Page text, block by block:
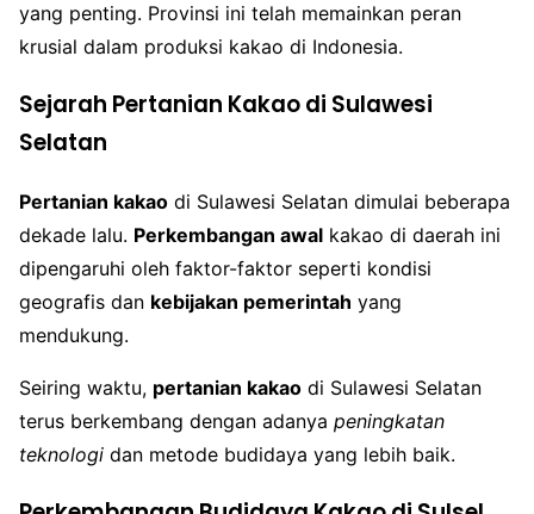
yang penting. Provinsi ini telah memainkan peran
krusial dalam produksi kakao di Indonesia.
Sejarah Pertanian Kakao di Sulawesi
Selatan
Pertanian kakao di Sulawesi Selatan dimulai beberapa
dekade lalu. Perkembangan awal kakao di daerah ini
dipengaruhi oleh faktor-faktor seperti kondisi
geografis dan kebijakan pemerintah yang
mendukung.
Seiring waktu, pertanian kakao di Sulawesi Selatan
terus berkembang dengan adanya peningkatan
teknologi dan metode budidaya yang lebih baik.